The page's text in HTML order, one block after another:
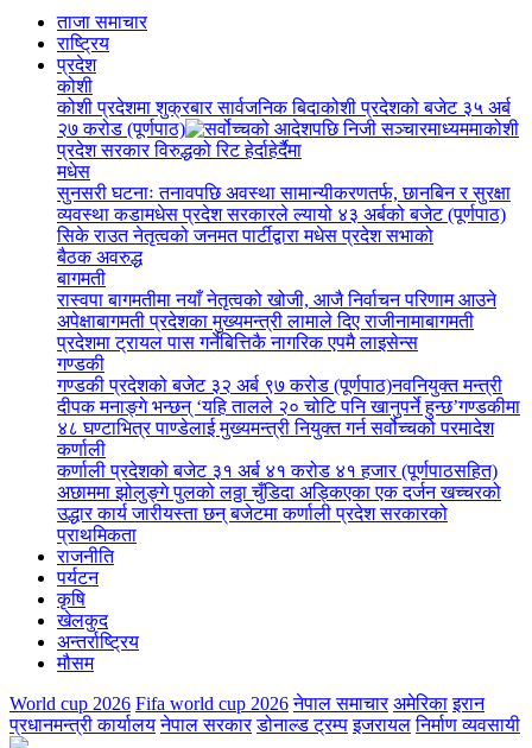
ताजा समाचार
राष्ट्रिय
प्रदेश
कोशी
कोशी प्रदेशमा शुक्रबार सार्वजनिक बिदाकोशी प्रदेशको बजेट ३५ अर्ब
२७ करोड (पूर्णपाठ)
कोशी
प्रदेश सरकार विरुद्धको रिट हेर्दाहेर्दैमा
मधेस
सुनसरी घटनाः तनावपछि अवस्था सामान्यीकरणतर्फ, छानबिन र सुरक्षा
व्यवस्था कडामधेस प्रदेश सरकारले ल्यायो ४३ अर्बको बजेट (पूर्णपाठ)
सिके राउत नेतृत्वको जनमत पार्टीद्वारा मधेस प्रदेश सभाको
बैठक अवरुद्ध
बागमती
रास्वपा बागमतीमा नयाँ नेतृत्वको खोजी, आजै निर्वाचन परिणाम आउने
अपेक्षाबागमती प्रदेशका मुख्यमन्त्री लामाले दिए राजीनामाबागमती
प्रदेशमा ट्रायल पास गर्नेबित्तिकै नागरिक एपमै लाइसेन्स
गण्डकी
गण्डकी प्रदेशको बजेट ३२ अर्ब ९७ करोड (पूर्णपाठ)नवनियुक्त मन्त्री
दीपक मनाङ्गे भन्छन् ‘यहि तालले २० चोटि पनि खानुपर्ने हुन्छ’गण्डकीमा
४८ घण्टाभित्र पाण्डेलाई मुख्यमन्त्री नियुक्त गर्न सर्वोच्चको परमादेश
कर्णाली
कर्णाली प्रदेशको बजेट ३१ अर्ब ४१ करोड ४१ हजार (पूर्णपाठसहित)
अछाममा झोलुङ्गे पुलको लठ्ठा चुँडिदा अड्किएका एक दर्जन खच्चरको
उद्धार कार्य जारीयस्ता छन् बजेटमा कर्णाली प्रदेश सरकारको
प्राथमिकता
राजनीति
पर्यटन
कृषि
खेलकुद
अन्तर्राष्ट्रिय
मौसम
World cup 2026 Fifa world cup 2026 नेपाल समाचार अमेरिका इरान
प्रधानमन्त्री कार्यालय नेपाल सरकार डोनाल्ड ट्रम्प इजरायल निर्माण व्यवसायी